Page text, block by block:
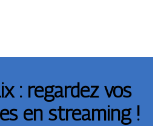
: regardez vos
en streaming !